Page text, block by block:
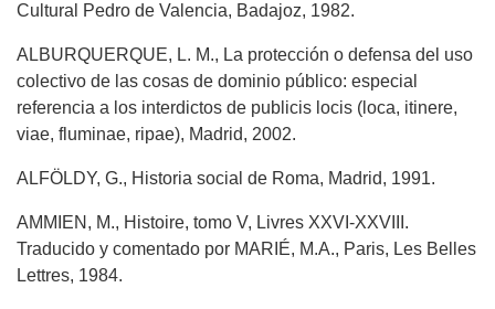
Cultural Pedro de Valencia, Badajoz, 1982.
ALBURQUERQUE, L. M., La protección o defensa del uso
colectivo de las cosas de dominio público: especial
referencia a los interdictos de publicis locis (loca, itinere,
viae, fluminae, ripae), Madrid, 2002.
ALFÖLDY, G., Historia social de Roma, Madrid, 1991.
AMMIEN, M., Histoire, tomo V, Livres XXVI-XXVIII.
Traducido y comentado por MARIÉ, M.A., Paris, Les Belles
Lettres, 1984.